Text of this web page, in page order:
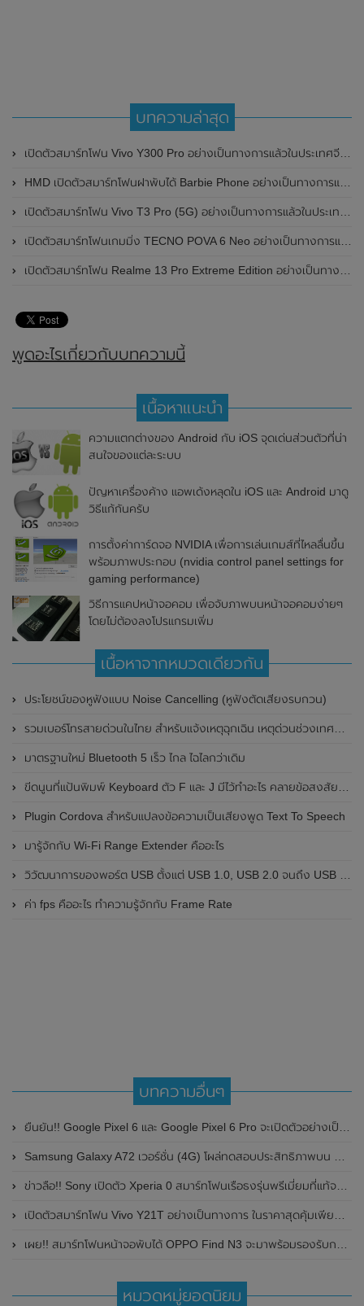
บทความล่าสุด
เปิดตัวสมาร์ทโฟน Vivo Y300 Pro อย่างเป็นทางการแล้วในประเทศจีน มาพร้อมดีไซน์พรีเมี่ยม ทนทาน และแบตเตอรี่สุดอึดขนาดใหญ่ 6,500mAh พร้อมรองรับการชาร์จไว 80W
HMD เปิดตัวสมาร์ทโฟนฝาพับได้ Barbie Phone อย่างเป็นทางการแล้ว มาพร้อมธีมสีชมพูสดใส
เปิดตัวสมาร์ทโฟน Vivo T3 Pro (5G) อย่างเป็นทางการแล้วในประเทศอินเดีย
เปิดตัวสมาร์ทโฟนเกมมิ่ง TECNO POVA 6 Neo อย่างเป็นทางการแล้วในประเทศไทย ในราคา 8,499 บาท
เปิดตัวสมาร์ทโฟน Realme 13 Pro Extreme Edition อย่างเป็นทางการแล้วในประเทศจีน
พูดอะไรเกี่ยวกับบทความนี้
เนื้อหาแนะนำ
ความแตกต่างของ Android กับ iOS จุดเด่นส่วนตัวที่น่า
สนใจของแต่ละระบบ
ปัญหาเครื่องค้าง แอพเด้งหลุดใน iOS และ Android มาดู
วิธีแก้กันครับ
การตั้งค่าการ์ดจอ NVIDIA เพื่อการเล่นเกมส์ที่ไหลลื่นขึ้น
พร้อมภาพประกอบ (nvidia control panel settings for
gaming performance)
วิธีการแคปหน้าจอคอม เพื่อจับภาพบนหน้าจอคอมง่ายๆ
โดยไม่ต้องลงโปรแกรมเพิ่ม
เนื้อหาจากหมวดเดียวกัน
ประโยชน์ของหูฟังแบบ Noise Cancelling (หูฟังตัดเสียงรบกวน)
รวมเบอร์โทรสายด่วนในไทย สำหรับแจ้งเหตุฉุกเฉิน เหตุด่วนช่วงเทศกาล เบอร์ธนาคาร และผู้ให้บริการต่างๆ
มาตรฐานใหม่ Bluetooth 5 เร็ว ไกล ไฉไลกว่าเดิม
ขีดนูนที่แป้นพิมพ์ Keyboard ตัว F และ J มีไว้ทำอะไร คลายข้อสงสัย ขีดที่ปุ่มบนคีย์บอร์ดคืออะไร
Plugin Cordova สำหรับแปลงข้อความเป็นเสียงพูด Text To Speech
มารู้จักกับ Wi-Fi Range Extender คืออะไร
วิวัฒนาการของพอร์ต USB ตั้งแต่ USB 1.0, USB 2.0 จนถึง USB 4 ในปัจจุบัน
ค่า fps คืออะไร ทำความรู้จักกับ Frame Rate
บทความอื่นๆ
ยืนยัน!! Google Pixel 6 และ Google Pixel 6 Pro จะเปิดตัวอย่างเป็นทางการในวันที่ 19 เดือนตุลาคม 2021 นี้
Samsung Galaxy A72 เวอร์ชั่น (4G) โผล่ทดสอบประสิทธิภาพบน Geekbench เผยให้เห็นรายละเอียดสเปกบางส่วน
ข่าวลือ!! Sony เปิดตัว Xperia 0 สมาร์ทโฟนเรือธงรุ่นพรีเมี่ยมที่แท้จริงของปี 2020 มาพร้อมกล้องหลัง 6 ตัว
เปิดตัวสมาร์ทโฟน Vivo Y21T อย่างเป็นทางการ ในราคาสุดคุ้มเพียงเพียง 6,999 บาท
เผย!! สมาร์ทโฟนหน้าจอพับได้ OPPO Find N3 จะมาพร้อมรองรับการชาร์จไวแบบไร้สาย ครั้งแรกของตระกูล Find N Series
หมวดหมู่ยอดนิยม